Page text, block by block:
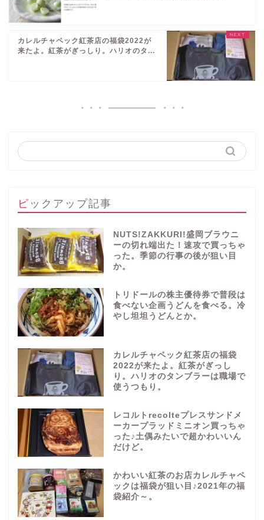
カレルチャペック紅茶店の福袋2022が
来たよ。紅茶がぎっしり。ハリオのタ...
ピックアップ記事
NUTS!ZAKKURI!盛岡ブラウニ
ーの切れ端出た！速攻で買っちゃ
った。季節の行事の後が狙い目
か。
トリドールの株主優待券で普段は
食べない企画うどんを食べる。冷
やし坦坦うどんとか。
カレルチャペック紅茶店の福袋
2022が来たよ。紅茶がぎっし
り。ハリオのタンブラーは職場で
使うつもり。
レコルトrecolteプレスサンドメ
ーカープラッドミニオン買っちゃ
った♪土偶みたいで超かわいいん
だけど。
かわいい紅茶のお店カレルチャペ
ックは福袋が狙い目♪2021年の福
袋紹介～。